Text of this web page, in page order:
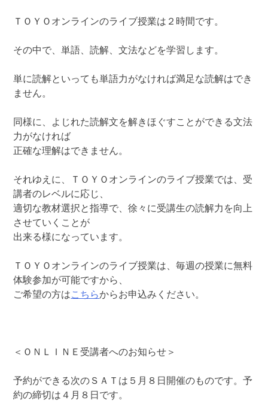
ＴＯＹＯオンラインのライブ授業は２時間です。
その中で、単語、読解、文法などを学習します。
単に読解といっても単語力がなければ満足な読解はでき
ません。
同様に、よじれた読解文を解きほぐすことができる文法
力がなければ
正確な理解はできません。
それゆえに、ＴＯＹＯオンラインのライブ授業では、受
講者のレベルに応じ、
適切な教材選択と指導で、徐々に受講生の読解力を向上
させていくことが
出来る様になっています。
ＴＯＹＯオンラインのライブ授業は、毎週の授業に無料
体験参加が可能ですから、
ご希望の方はこちらからお申込みください。
＜ＯＮＬＩＮＥ受講者へのお知らせ＞
予約ができる次のＳＡＴは５月８日開催のものです。予
約の締切は４月８日です。